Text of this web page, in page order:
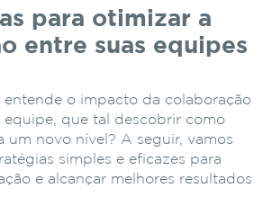
para otimizar a
entre suas equipes
o impacto da colaboração
equipe, que tal descobrir como
um novo nível? A seguir, vamos
simples e eficazes para
e alcançar melhores resultados